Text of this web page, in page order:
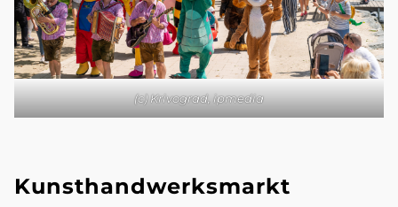
(c) Krivograd, ipmedia
Kunsthandwerksmarkt